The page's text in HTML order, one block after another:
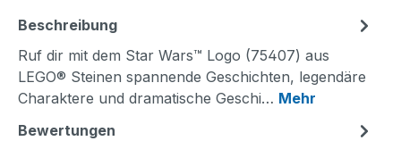
Beschreibung
Ruf dir mit dem Star Wars™ Logo (75407) aus
LEGO® Steinen spannende Geschichten, legendäre
Charaktere und dramatische Geschi… Mehr
Bewertungen